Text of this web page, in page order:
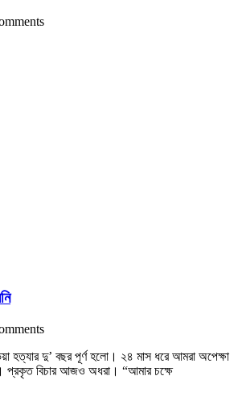
হত্যার দু’ বছর পূর্ণ হলো। ২৪ মাস ধরে আমরা অপেক্ষা
প্রকৃত বিচার আজও অধরা। “আমার চক্ষে